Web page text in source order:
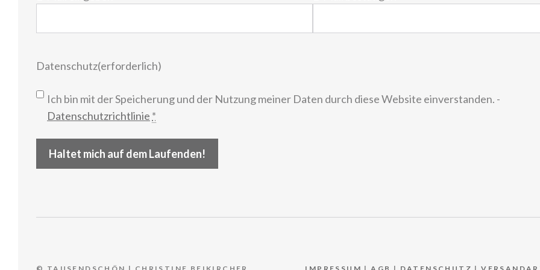
Datenschutz(erforderlich)
Ich bin mit der Speicherung und der Nutzung meiner Daten durch diese Website einverstanden. -
Datenschutzrichtlinie *
Haltet mich auf dem Laufenden!